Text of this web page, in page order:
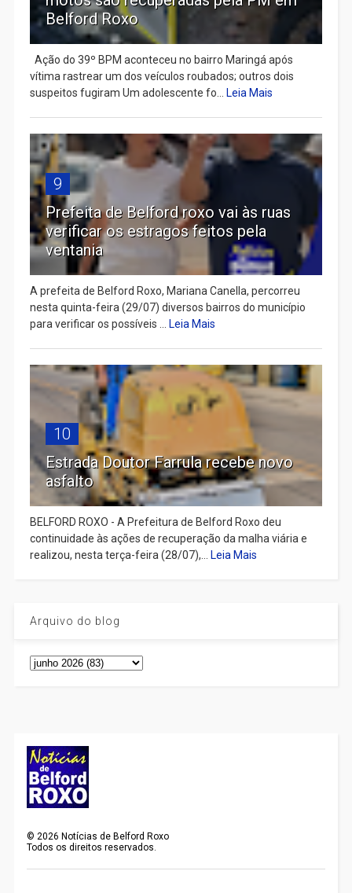
Belford Roxo
Ação do 39º BPM aconteceu no bairro Maringá após
vítima rastrear um dos veículos roubados; outros dois
suspeitos fugiram Um adolescente fo...
Leia Mais
9
Prefeita de Belford roxo vai às ruas
verificar os estragos feitos pela
ventania
A prefeita de Belford Roxo, Mariana Canella, percorreu
nesta quinta-feira (29/07) diversos bairros do município
para verificar os possíveis ...
Leia Mais
10
Estrada Doutor Farrula recebe novo
asfalto
BELFORD ROXO - A Prefeitura de Belford Roxo deu
continuidade às ações de recuperação da malha viária e
realizou, nesta terça-feira (28/07),...
Leia Mais
Arquivo do blog
©2026 Notícias de Belford Roxo
Todos os direitos reservados.